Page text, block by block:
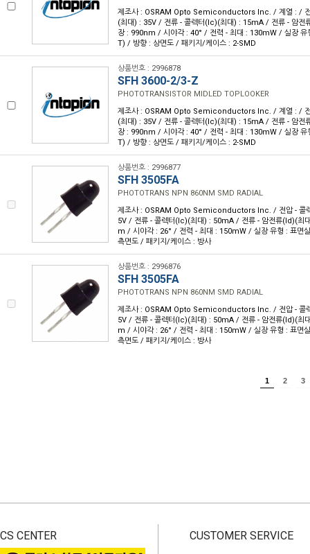
제조사 : OSRAM Opto Semiconductors Inc. / 계열 : / 전
(최대) : 35V / 전류 - 콜렉터(Ic)(최대) : 15mA / 전류 - 암전
장 : 990nm / 시야각 : 40° / 전력 - 최대 : 130mW / 실장 유
T) / 방향 : 상면도 / 패키지/케이스 : 2-SMD
상품번호 : 2996878
SFH 3600-2/3-Z
PHOTOTRANSISTOR MIDLED TOPLOOKER
제조사 : OSRAM Opto Semiconductors Inc. / 계열 : / 전
(최대) : 35V / 전류 - 콜렉터(Ic)(최대) : 15mA / 전류 - 암전
장 : 990nm / 시야각 : 40° / 전력 - 최대 : 130mW / 실장 유
T) / 방향 : 상면도 / 패키지/케이스 : 2-SMD
상품번호 : 2996877
SFH 3505FA
PHOTOTRANS NPN 860NM SMD RADIAL
제조사 : OSRAM Opto Semiconductors Inc. / 전압 - 콜
5V / 전류 - 콜렉터(Ic)(최대) : 50mA / 전류 - 암전류(Id)(최
m / 시야각 : 26° / 전력 - 최대 : 150mW / 실장 유형 : 표면
측면도 / 패키지/케이스 : 방사
상품번호 : 2996876
SFH 3505FA
PHOTOTRANS NPN 860NM SMD RADIAL
제조사 : OSRAM Opto Semiconductors Inc. / 전압 - 콜
5V / 전류 - 콜렉터(Ic)(최대) : 50mA / 전류 - 암전류(Id)(최
m / 시야각 : 26° / 전력 - 최대 : 150mW / 실장 유형 : 표면
측면도 / 패키지/케이스 : 방사
1 2 3
CS CENTER CUSTOMER SERVICE